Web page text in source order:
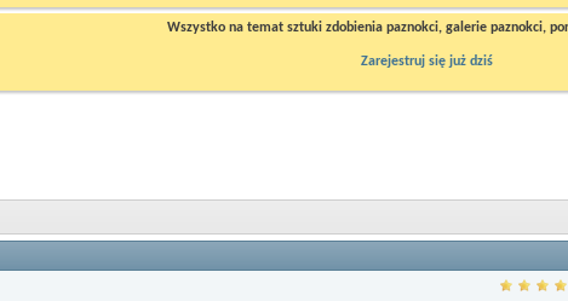
Wszystko na temat sztuki zdobienia paznokci, galerie paznokci,
Zarejestruj się już dziś